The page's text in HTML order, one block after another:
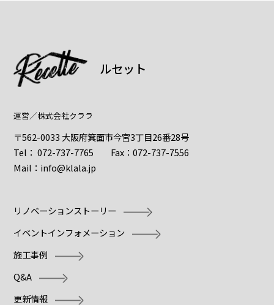
ルセット
運営／株式会社クララ
〒562-0033 大阪府箕面市今宮3丁目26番28号
Tel：072-737-7765 Fax：072-737-7556
Mail： info@klala.jp
リノベーションストーリー
イベントインフォメーション
施工事例
Q&A
更新情報